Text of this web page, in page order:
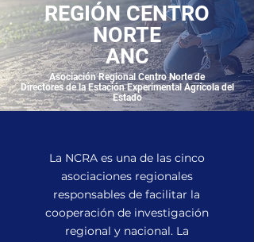
REGIÓN CENTRO
NORTE
ANC
Asociación Regional Centro Norte de
Directores de la Estación Experimental Agrícola del
Estado
La NCRA es una de las cinco
asociaciones regionales
responsables de facilitar la
cooperación de investigación
regional y nacional. La